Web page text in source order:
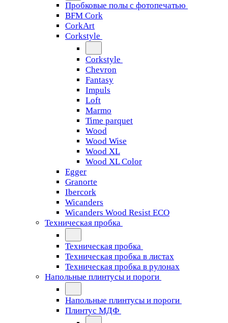
Пробковые полы с фотопечатью
BFM Cork
CorkArt
Corkstyle
Corkstyle
Chevron
Fantasy
Impuls
Loft
Marmo
Time parquet
Wood
Wood Wise
Wood XL
Wood XL Color
Egger
Granorte
Ibercork
Wicanders
Wicanders Wood Resist ECO
Техническая пробка
Техническая пробка
Техническая пробка в листах
Техническая пробка в рулонах
Напольные плинтусы и пороги
Напольные плинтусы и пороги
Плинтус МДФ